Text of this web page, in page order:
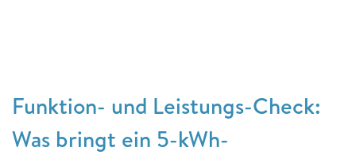
Funktion- und Leistungs-Check:
Was bringt ein 5-kWh-